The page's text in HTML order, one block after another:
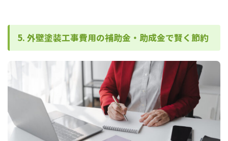
5. 外壁塗装工事費用の補助金・助成金で賢く節約